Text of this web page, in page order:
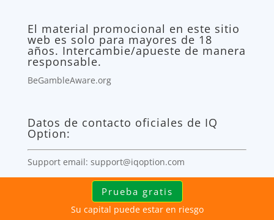
El material promocional en este sitio
web es solo para mayores de 18
años. Intercambie/apueste de manera
responsable.
BeGambleAware.org
Datos de contacto oficiales de IQ
Option:
Support email: support@iqoption.com
Depositing issues: payments@iqoption.com
Prueba gratis
Su capital puede estar en riesgo